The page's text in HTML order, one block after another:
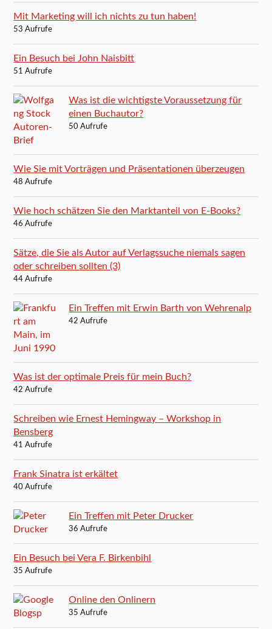
Mit Marketing will ich nichts zu tun haben!
53 Aufrufe
Ein Besuch bei John Naisbitt
51 Aufrufe
Was ist die wichtigste Voraussetzung für
einen Buchautor?
50 Aufrufe
Wie Sie mit Vorträgen und Präsentationen überzeugen
48 Aufrufe
Wie hoch schätzen Sie den Marktanteil von E-Books?
46 Aufrufe
Sätze, die Sie als Autor auf Verlagssuche niemals sagen
oder schreiben sollten (3)
44 Aufrufe
Ein Treffen mit Erwin Barth von Wehrenalp
42 Aufrufe
Was ist der optimale Preis für mein Buch?
42 Aufrufe
Schreiben wie Ernest Hemingway – Workshop in
Bensberg
41 Aufrufe
Frank Sinatra ist erkältet
40 Aufrufe
Ein Treffen mit Peter Drucker
36 Aufrufe
Ein Besuch bei Vera F. Birkenbihl
35 Aufrufe
Online den Onlinern
35 Aufrufe